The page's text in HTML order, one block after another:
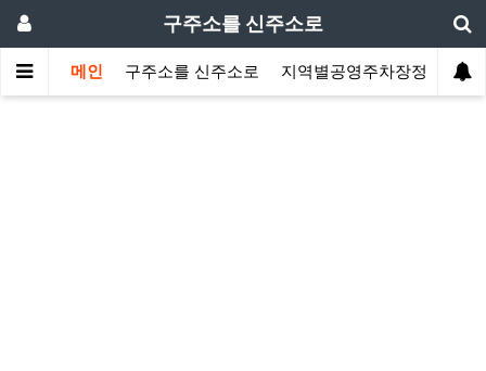
구주소를 신주소로
메인 구주소를 신주소로 지역별공영주차장정보 지